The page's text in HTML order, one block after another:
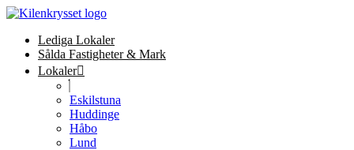
Lediga Lokaler
Sålda Fastigheter & Mark
Lokaler
Eskilstuna
Huddinge
Håbo
Lund